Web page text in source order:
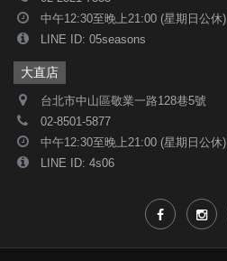
中午12:30至晚上21:00 (星期日公休)
LINE ID: 05seasons
大直店
台北市中山區敬業一路128巷5號
02-8501-5877
中午12:30至晚上21:00 (星期日公休)
LINE ID: 4s06